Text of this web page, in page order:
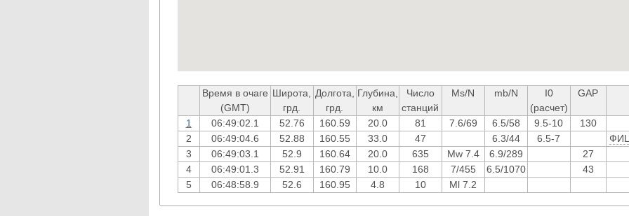
Время в очаге
(GMT)
Широта,
грд.
Долгота,
грд.
Глубина,
км
Число
станций
Ms/N mb/N
I0
(расчет)
GAP
1 06:49:02.1 52.76 160.59 20.0 81 7.6/69 6.5/58 9.5-10
130
2
06:49:04.6 52.88 160.55 33.0 47 6.3/44 6.5-7
3
06:49:03.1 52.9 160.64 20.0 635 Mw 7.4 6.9/289
27
4
06:49:01.3 52.91 160.79 10.0 168 7/455 6.5/1070
43
5
06:48:58.9 52.6 160.95 4.8 10 Ml 7.2